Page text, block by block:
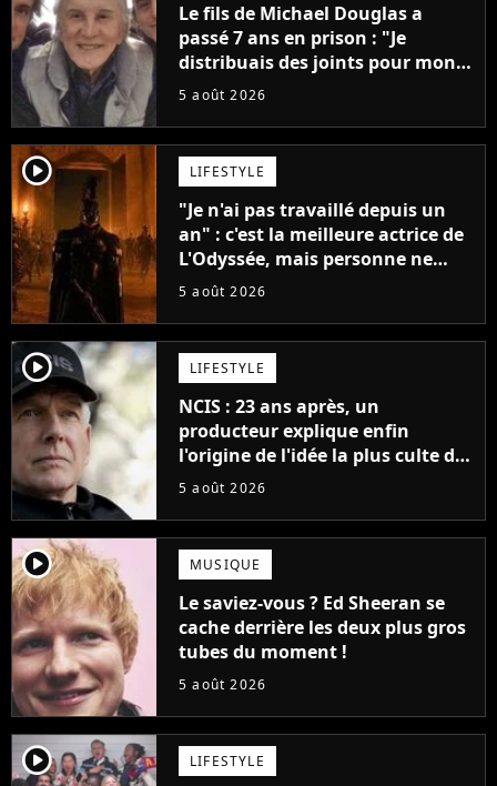
Le fils de Michael Douglas a
passé 7 ans en prison : "Je
distribuais des joints pour mon
père"
5 août 2026
player2 LIFESTYLE
"Je n'ai pas travaillé depuis un
an" : c'est la meilleure actrice de
L'Odyssée, mais personne ne
veut lui donner de rôle au
5 août 2026
player2 LIFESTYLE
NCIS : 23 ans après, un
producteur explique enfin
l'origine de l'idée la plus culte de
la série (et on ne parle pas du
5 août 2026
player2 MUSIQUE
Le saviez-vous ? Ed Sheeran se
cache derrière les deux plus gros
tubes du moment !
5 août 2026
player2 LIFESTYLE